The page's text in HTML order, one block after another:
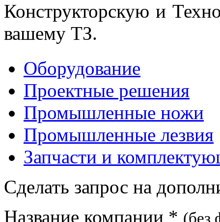
Конструкторскую и
вашему ТЗ.
Оборудование
Проектные решения
Промышленные ножи
Промышленные лезвия
Запчасти и
Сделать запрос на
Название компании * (без